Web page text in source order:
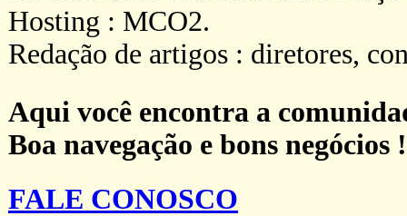
Hosting : MCO2.
Redação de artigos : diretores,
Aqui você encontra a
Boa navegação e bons negócios !
FALE CONOSCO